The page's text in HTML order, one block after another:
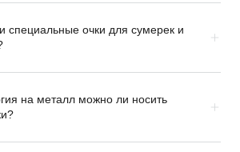
специальные очки для сумерек и
на металл можно ли носить